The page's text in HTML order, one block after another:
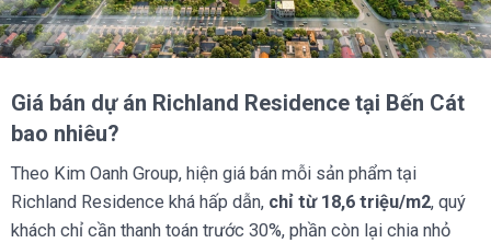
Giá bán dự án Richland Residence tại Bến Cát
bao nhiêu?
Theo Kim Oanh Group, hiện giá bán mỗi sản phẩm tại
Richland Residence khá hấp dẫn, chỉ từ 18,6 triệu/m2, quý
khách chỉ cần thanh toán trước 30%, phần còn lại chia nhỏ